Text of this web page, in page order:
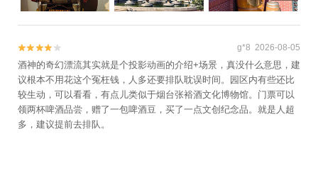

 g*8 2026-08-05
酒神的奇幻漂流其实就是个投影动画的介绍+场景，真没什么意思，建
议根本不用花这个冤枉钱，人多还要排队耽误时间。园区内有些还比
较生动，可以看看，有点儿类似于烟台张裕酒文化博物馆。门票可以
领两杯啤酒品尝，赠了一包啤酒豆，买了一点文创纪念品。就是人超
多，建议提前去排队。